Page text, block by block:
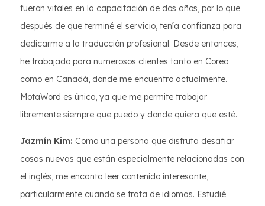
fueron vitales en la capacitación de dos años, por lo que
después de que terminé el servicio, tenía confianza para
dedicarme a la traducción profesional. Desde entonces,
he trabajado para numerosos clientes tanto en Corea
como en Canadá, donde me encuentro actualmente.
MotaWord es único, ya que me permite trabajar
libremente siempre que puedo y donde quiera que esté.
Jazmín Kim: Como una persona que disfruta desafiar
cosas nuevas que están especialmente relacionadas con
el inglés, me encanta leer contenido interesante,
particularmente cuando se trata de idiomas. Estudié